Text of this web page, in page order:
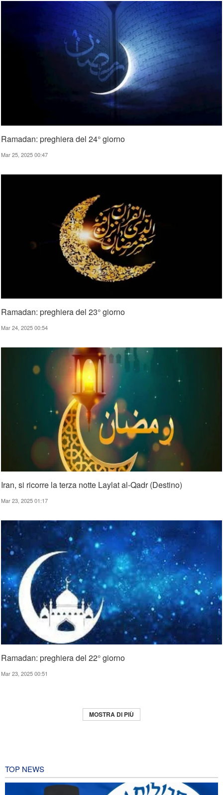
Ramadan: preghiera del 24° giorno
Mar 25, 2025 00:47
Ramadan: preghiera del 23° giorno
Mar 24, 2025 00:54
Iran, si ricorre la terza notte Laylat al-Qadr (Destino)
Mar 23, 2025 01:17
Ramadan: preghiera del 22° giorno
Mar 23, 2025 00:51
MOSTRA DI PIÙ
TOP NEWS